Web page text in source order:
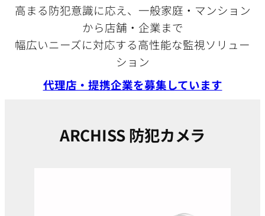
高まる防犯意識に応え、一般家庭・マンション
から店舗・企業まで
幅広いニーズに対応する高性能な監視ソリュー
ション
代理店・提携企業を募集しています
ARCHISS 防犯カメラ